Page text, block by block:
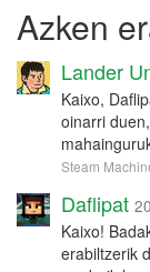
Azken
Lander
Kaixo,
oinarri
Steam
Daflipat
Kaixo!
erabiltzerik